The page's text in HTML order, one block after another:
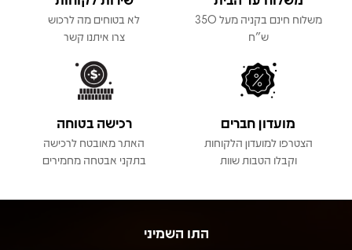
משלוח חינם בקניה מעל 350
ש"ח
לא בטוחים מה לרכוש
צרו איתנו קשר
מועדון חברים
הצטרפו למועדון הלקוחות
וקבלו הטבות שוות
רכישה בטוחה
האתר מאובטח לרכישה
בתקני אבטחה מחמירים
התו השמיני